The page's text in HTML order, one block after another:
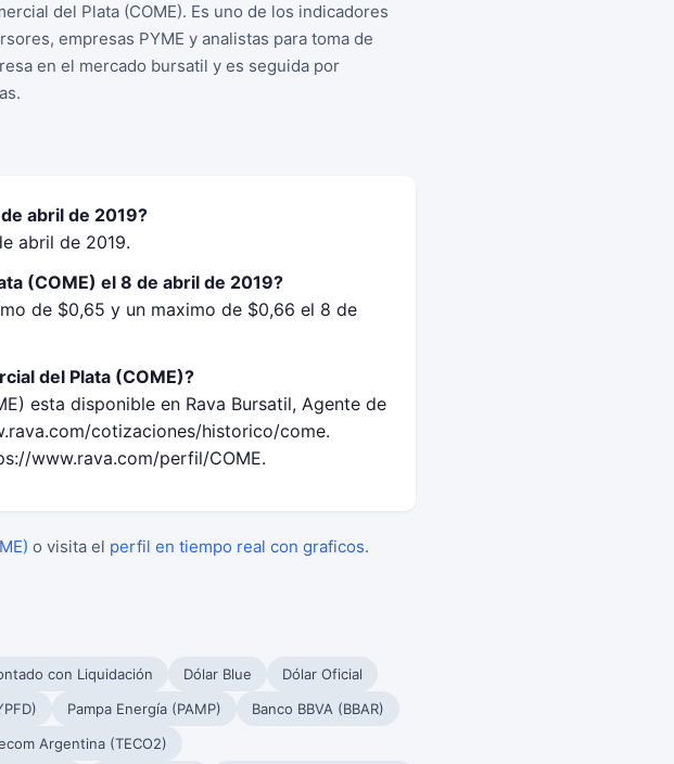
del Plata (COME). Es uno de los indicadores
empresas PYME y analistas para toma de
en el mercado bursatil y es seguida por
abril de 2019?
abril de 2019.
(COME) el 8 de abril de 2019?
de $0,65 y un maximo de $0,66 el 8 de
del Plata (COME)?
esta disponible en Rava Bursatil, Agente de
cotizaciones/historico/come.
www.rava.com/perfil/COME.
o visita el perfil en tiempo real con graficos.
con Liquidación Dólar Blue
Dólar Oficial
Pampa Energía (PAMP)
Banco BBVA (BBAR)
Argentina (TECO2)